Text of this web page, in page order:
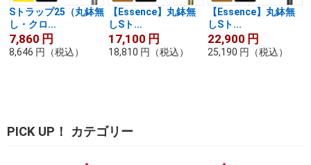
Sトラップ25（丸鉢無
し・クロ...
7,860 円
8,646 円 （税込）
【Essence】丸鉢無
しSト...
17,100 円
18,810 円 （税込）
【Essence】丸鉢無
しSト...
22,900 円
25,190 円 （税込）
PICK UP！ カテゴリー